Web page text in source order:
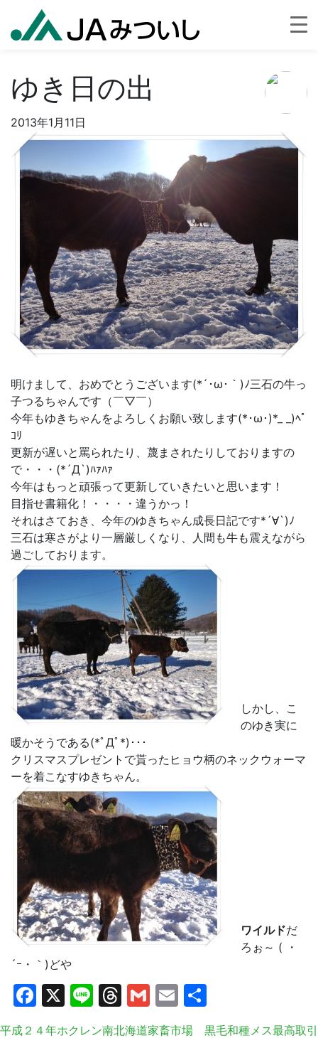
ゆき日の出
2013年1月11日
明けまして、おめでとうございます(*´･ω･｀)ﾉ三石の牛っ
子つるちゃんです（￣▽￣）
今年もゆきちゃんをよろしくお願い致します(*･ω･)*_ _)ﾍﾟ
ｺﾘ
更新が遅いと罵られたり、蔑まされたりしておりますの
で・・・(*´Д`)ﾊｧﾊｧ
今年はもっと頑張って更新していきたいと思います！
目指せ書籍化！・・・・違うかっ！
それはさておき、今年のゆきちゃん成長日記です*´∀`)ﾉ
三石は寒さがより一層厳しくなり、人間も牛も震えながら
過ごしております。
しかし、こ
のゆき実に
暖かそうである(*ﾟДﾟ*)･･･
クリスマスプレゼントで貰ったヒョウ柄のネックウォーマ
ーを着こなすゆきちゃん。
ワイルドだ
ろぉ～ ( ・
´ｰ・｀)どや
Facebook
X LineThreads
Gmail
Email
有
平成２４年ホクレン南北海道家畜市場 黒毛和種メス最高取引